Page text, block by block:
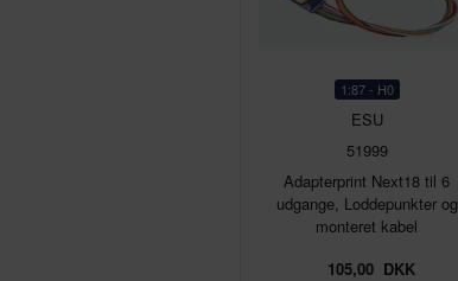
1:87 - H0
ESU
51999
Adapterprint Next18 til 6
udgange, Loddepunkter og
monteret kabel
105,00 DKK